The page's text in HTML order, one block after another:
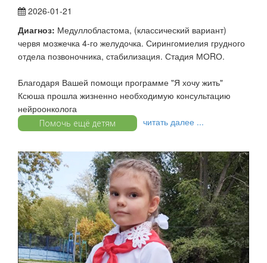
2026-01-21
Диагноз: Медуллобластома, (классический вариант)
червя мозжечка 4-го желудочка. Сирингомиелия грудного
отдела позвоночника, стабилизация. Стадия МОRО.
Благодаря Вашей помощи программе "Я хочу жить"
Ксюша прошла жизненно необходимую консультацию
нейроонколога
Помочь ещё детям читать далее ...